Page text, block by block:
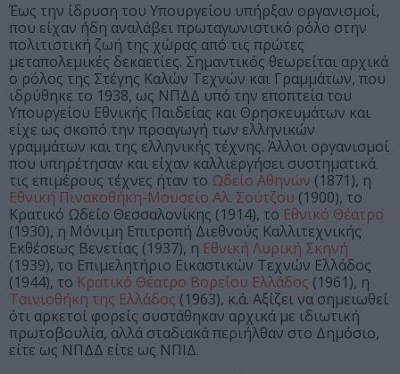
Έως την ίδρυση του Υπουργείου υπήρξαν οργανισμοί,
που είχαν ήδη αναλάβει πρωταγωνιστικό ρόλο στην
πολιτιστική ζωή της χώρας από τις πρώτες
μεταπολεμικές δεκαετίες. Σημαντικός θεωρείται αρχικά
ο ρόλος της Στέγης Καλών Τεχνών και Γραμμάτων, που
ιδρύθηκε το 1938, ως ΝΠΔΔ υπό την εποπτεία του
Υπουργείου Εθνικής Παιδείας και Θρησκευμάτων και
είχε ως σκοπό την προαγωγή των ελληνικών
γραμμάτων και της ελληνικής τέχνης. Άλλοι οργανισμοί
που υπηρέτησαν και είχαν καλλιεργήσει συστηματικά
τις επιμέρους τέχνες ήταν το Ωδείο Αθηνών (1871), η
Εθνική Πινακοθήκη-Μουσείο Αλ. Σούτζου (1900), το
Κρατικό Ωδείο Θεσσαλονίκης (1914), το Εθνικό Θέατρο
(1930), η Μόνιμη Επιτροπή Διεθνούς Καλλιτεχνικής
Εκθέσεως Βενετίας (1937), η Εθνική Λυρική Σκηνή
(1939), το Επιμελητήριο Εικαστικών Τεχνών Ελλάδος
(1944), το Κρατικό Θέατρο Βορείου Ελλάδος (1961), η
Ταινιοθήκη της Ελλάδος (1963), κ.ά. Αξίζει να σημειωθεί
ότι αρκετοί φορείς συστάθηκαν αρχικά με ιδιωτική
πρωτοβουλία, αλλά σταδιακά περιήλθαν στο Δημόσιο,
είτε ως ΝΠΔΔ είτε ως ΝΠΙΔ.